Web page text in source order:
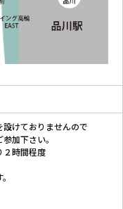
けておりませんので
加下さい。
時間程度